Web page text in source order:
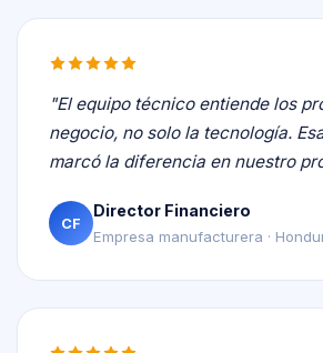
"El equipo técnico entiende los
negocio, no solo la tecnología.
marcó la diferencia en nuestro
CF
Director Financiero
Empresa manufacturera ·